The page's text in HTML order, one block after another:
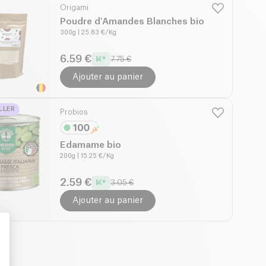
Origami
Poudre d'Amandes Blanches bio
300g | 25.83 €/Kg
6.59 € 7.75 €
Ajouter au panier
Probios
Edamame bio
200g | 15.25 €/Kg
2.59 € 3.05 €
Ajouter au panier